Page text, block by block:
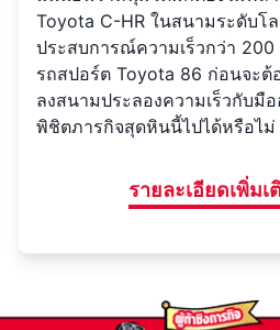
Toyota C-HR ในสนามระดับ
ประสบการณ์ความเร็วกว่า
รถสปอร์ต Toyota 86 ก่อนจะ
ลงสนามประลองความเร็วกับ
พิชิตภารกิจสุดหินนี้ไปได้หรือไม่
รายละเอียดเพิ่ม